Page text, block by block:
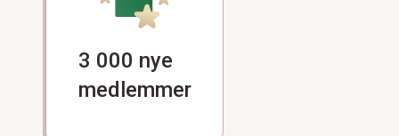
3 000 nye
medlemmer